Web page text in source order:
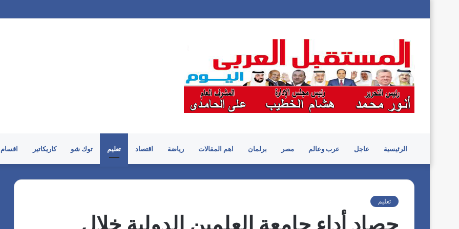
الرئيسية عاجل عرب وعالم مصر برلمان اهم المقالات رياضة اقتصاد تعليم توك شو كاريكاتير
تعليم
حصاد أداء جامعة العلمين الدولية خلال